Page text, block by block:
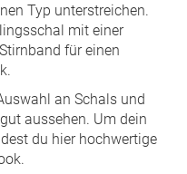
Typ unterstreichen.
mit einer
für einen
an Schals und
aussehen. Um dein
du hier hochwertige